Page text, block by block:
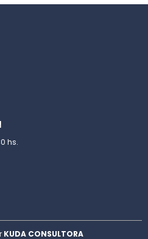
hs.
KUDA CONSULTORA